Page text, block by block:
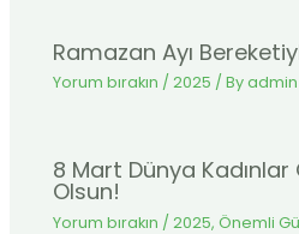
Ramazan Ayı
Yorum bırakın /2025 / Byadmin
8 Mart Dünya Kadınlar
Olsun!
Yorum bırakın /2025,Önemli